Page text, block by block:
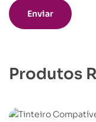
Produtos